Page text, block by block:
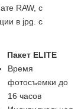
RAW, с
в jpg. с
Пакет ELITE
Время
фотосъемки до
16 часов